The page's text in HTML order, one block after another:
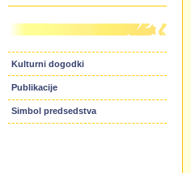
Kulturni dogodki
Publikacije
Simbol predsedstva